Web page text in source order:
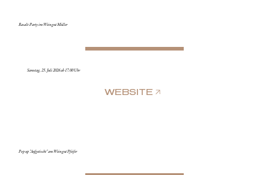
Basalt-Party im Weingut Müller
Samstag, 25. Juli 2026 ab 17.00 Uhr
WEBSITE
Pop up "Aufgetischt" am Weingut Pfeifer